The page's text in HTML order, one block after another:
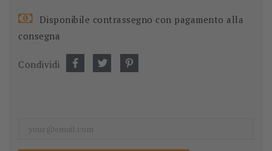
Disponibile contrassegno con pagamento alla
consegna
Condividi